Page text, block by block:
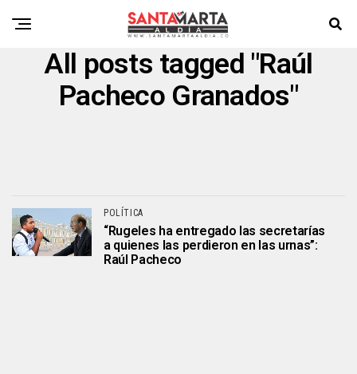
All posts tagged "Raúl
Pacheco Granados"
POLÍTICA
“Rugeles ha entregado las secretarías
a quienes las perdieron en las urnas”:
Raúl Pacheco